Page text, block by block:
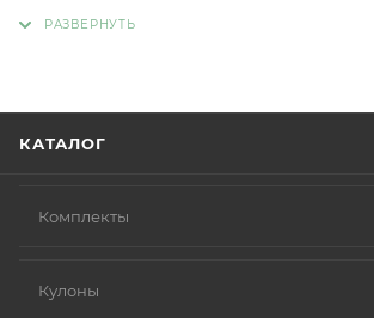
КАТАЛОГ
Комплекты
Кулоны